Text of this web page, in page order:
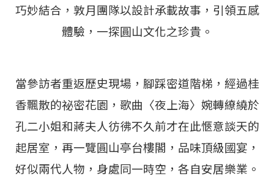
巧妙結合，敦月團隊以設計承載故事，引領五感
體驗，一探圓山文化之珍貴。
當參訪者重返歷史現場，腳踩密道階梯，經過桂
香飄散的祕密花園，歌曲〈夜上海〉婉轉繚繞於
孔二小姐和蔣夫人彷彿不久前才在此愜意談天的
起居室，再一覽圓山亭台樓閣，品味頂級國宴，
好似兩代人物，身處同一時空，各自安居樂業。